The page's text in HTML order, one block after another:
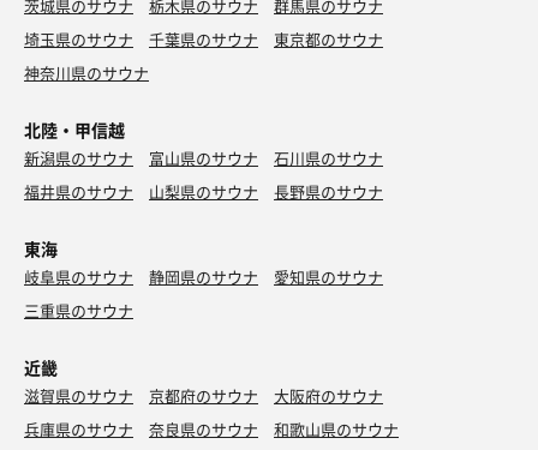
茨城県のサウナ 栃木県のサウナ
群馬県のサウナ
埼玉県のサウナ
千葉県のサウナ
東京都のサウナ
神奈川県のサウナ
北陸・甲信越
新潟県のサウナ 富山県のサウナ
石川県のサウナ
福井県のサウナ
山梨県のサウナ 長野県のサウナ
東海
岐阜県のサウナ 静岡県のサウナ
愛知県のサウナ
三重県のサウナ
近畿
滋賀県のサウナ 京都府のサウナ
大阪府のサウナ
兵庫県のサウナ
奈良県のサウナ 和歌山県のサウナ